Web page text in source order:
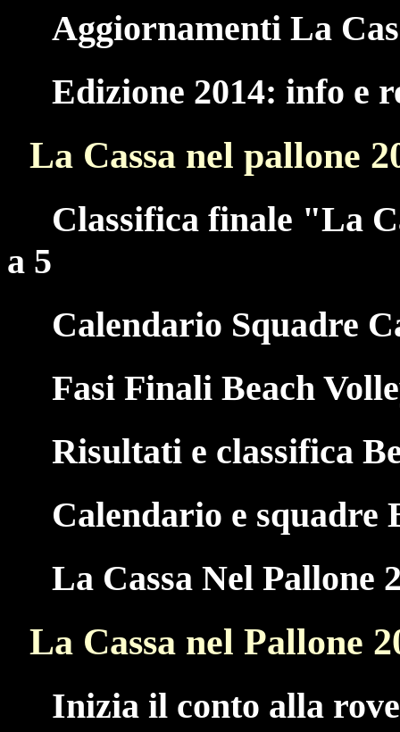
Aggiornamenti La
Edizione 2014: info e
La Cassa nel pallone
Classifica finale "La
a 5
Calendario Squadre
Fasi Finali Beach
Risultati e classifica
Calendario e squadre
La Cassa Nel Pallone
La Cassa nel Pallone
Inizia il conto alla